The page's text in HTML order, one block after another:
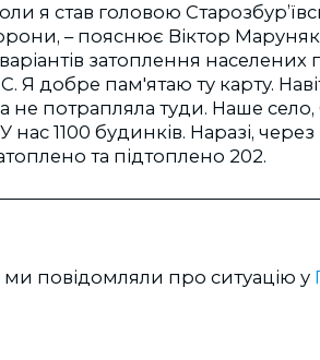
я став головою
– пояснює Віктор
затоплення населених
Я добре пам'ятаю ту карту.
не потрапляла туди. Наше село,
нас 1100 будинків. Наразі,
та підтоплено 202.
повідомляли про ситуацію у